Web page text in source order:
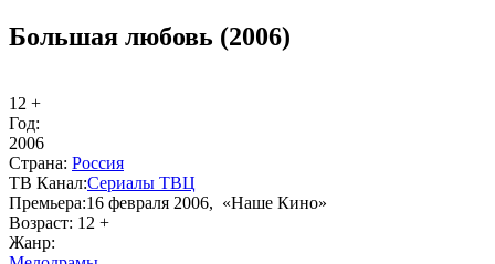
Большая любовь (2006)
12 +
Год:
2006
Стра­на: Рос­сия
ТВ Ка­нал:Сериалы ТВЦ
Пре­мье­ра:16 февраля 2006, «Наше Кино»
Воз­раст: 12 +
Жанр: